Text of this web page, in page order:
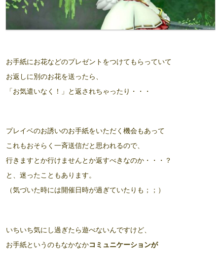
お手紙にお花などのプレゼントをつけてもらっていて
お返しに別のお花を送ったら、
「お気遣いなく！」と返されちゃったり・・・
プレイベのお誘いのお手紙をいただく機会もあって
これもおそらく一斉送信だと思われるので、
行きますとか行けませんとか返すべきなのか・・・？
と、迷ったこともあります。
（気づいた時には開催日時が過ぎていたりも；；）
いちいち気にし過ぎたら遊べないんですけど、
お手紙というのもなかなかコミュニケーションが